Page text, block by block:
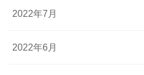
2022年7月
2022年6月